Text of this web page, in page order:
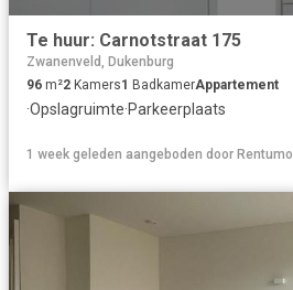
Te huur: Carnotstraat 175
Zwanenveld, Dukenburg
96 m²2 Kamers1 BadkamerAppartement
·Opslagruimte·Parkeerplaats
1 week geleden aangeboden door Rentumo